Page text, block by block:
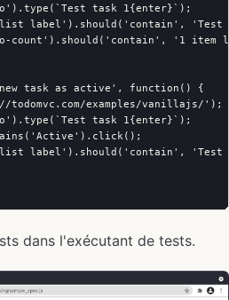
task 1{enter}`);
label').should('contain', 'Test
count').should('contain', '1 item
task as active', function() {
todomvc.com/examples/vanillajs/');
task 1{enter}`);
label').should('contain', 'Test
dans l'exécutant de tests.